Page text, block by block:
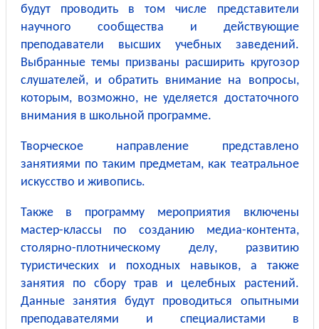
будут проводить в том числе представители
научного сообщества и действующие
преподаватели высших учебных заведений.
Выбранные темы призваны расширить кругозор
слушателей, и обратить внимание на вопросы,
которым, возможно, не уделяется достаточного
внимания в школьной программе.
Творческое направление представлено
занятиями по таким предметам, как театральное
искусство и живопись.
Также в программу мероприятия включены
мастер-классы по созданию медиа-контента,
столярно-плотническому делу, развитию
туристических и походных навыков, а также
занятия по сбору трав и целебных растений.
Данные занятия будут проводиться опытными
преподавателями и специалистами в